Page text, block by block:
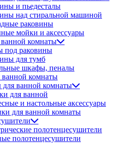
и пьедесталы
над стиральной машиной
раковины
мойки и аксессуары
комнаты
под раковины
для тумб
шкафы, пеналы
ванной комнаты
для ванной комнаты
для ванной
и настольные аксессуары
для ванной комнаты
полотенцесушители
полотенцесушители